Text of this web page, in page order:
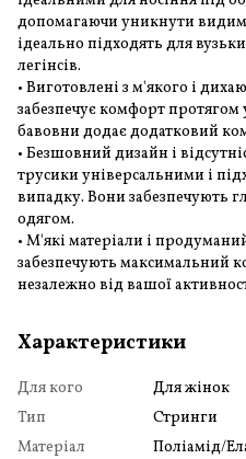
допомагаючи уникнути
ідеально підходять для
легінсів.
• Виготовлені з м'якого і
забезпечує комфорт протягом
бавовни додає додатковий
• Безшовний дизайн і
трусики універсальними і
випадку. Вони забезпечують
одягом.
• М'які матеріали і
забезпечують максимальний
незалежно від вашої
Характеристики
Для кого
Для жінок
Тип
Стринги
Матеріал
Поліамід/